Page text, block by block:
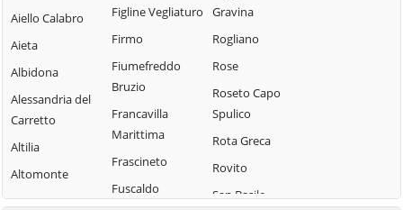
Aiello Calabro
Aieta
Albidona
Alessandria del
Carretto
Altilia
Altomonte
Amantea
Figline Vegliaturo
Firmo
Fiumefreddo
Bruzio
Francavilla
Marittima
Frascineto
Fuscaldo
Gravina
Rogliano
Rose
Roseto Capo
Spulico
Rota Greca
Rovito
San Basile